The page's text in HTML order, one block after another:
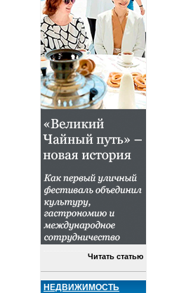
Читать статью
НЕДВИЖИМОСТЬ